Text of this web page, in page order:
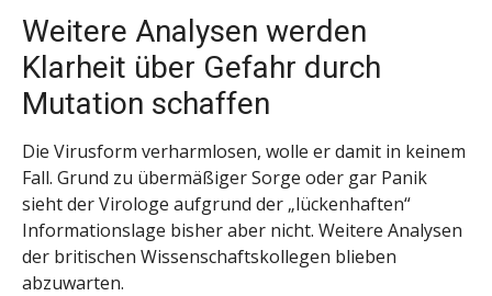
Weitere Analysen werden
Klarheit über Gefahr durch
Mutation schaffen
Die Virusform verharmlosen, wolle er damit in keinem
Fall. Grund zu übermäßiger Sorge oder gar Panik
sieht der Virologe aufgrund der „lückenhaften“
Informationslage bisher aber nicht. Weitere Analysen
der britischen Wissenschaftskollegen blieben
abzuwarten.